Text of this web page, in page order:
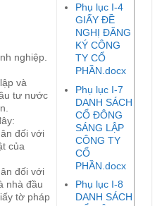
nghiệp.
và
tư nước
đối với
của
đối với
nhà đầu
tờ pháp
Phụ lục I-4
GIẤY ĐỀ
NGHỊ ĐĂNG
KÝ CÔNG
TY CỔ
PHẦN.docx
Phụ lục I-7
DANH SÁCH
CỔ ĐÔNG
SÁNG LẬP
CÔNG TY
CỔ
PHẦN.docx
Phụ lục I-8
DANH SÁCH